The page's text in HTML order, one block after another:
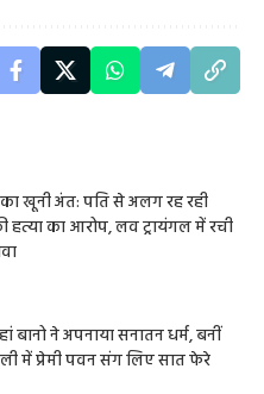
खूनी अंत: पति से अलग रह रही
हत्या का आरोप, लव ट्रायंगल में रची
बानो ने अपनाया सनातन धर्म, बनीं
में प्रेमी पवन संग लिए सात फेरे